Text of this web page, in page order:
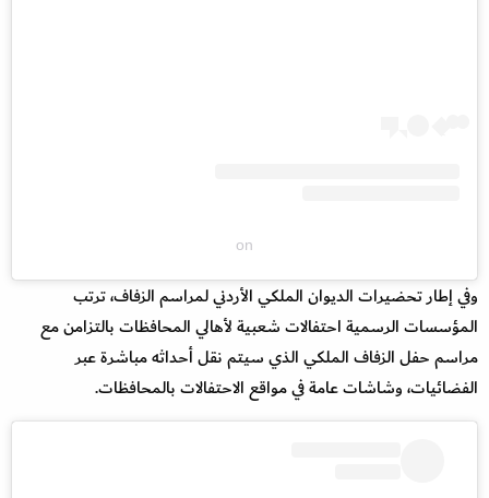
on
وفي إطار تحضيرات الديوان الملكي الأردني لمراسم الزفاف، ترتب
المؤسسات الرسمية احتفالات شعبية لأهالي المحافظات بالتزامن مع
مراسم حفل الزفاف الملكي الذي سيتم نقل أحداثه مباشرة عبر
الفضائيات، وشاشات عامة في مواقع الاحتفالات بالمحافظات.